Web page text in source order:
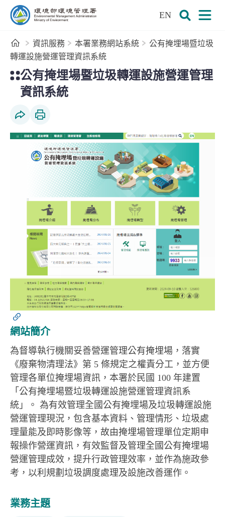
跳到主要內容區塊
EN
首頁資訊服務 本署業務網站系統
公有掩埋場暨垃圾
轉運設施營運管理資訊系統
公有掩埋場暨垃圾轉運設施營運管理
資訊系統
社群分享列印本頁
網站簡介
為督導執行機關妥善營運管理公有掩埋場，落實
《廢棄物清理法》第 5 條規定之權責分工，並方便
管理各單位掩埋場資訊，本署於民國 100 年建置
「公有掩埋場暨垃圾轉運設施營運管理資訊系
統」。 為有效管理全國公有掩埋場及垃圾轉運設施
營運管理現況，包含基本資料、管理情形、垃圾處
理量能及即時影像等，故由掩埋場管理單位定期申
報操作營運資訊，有效監督及管理全國公有掩埋場
營運管理成效，提升行政管理效率，並作為施政參
考，以利規劃垃圾調度處理及設施改善運作。
業務主題